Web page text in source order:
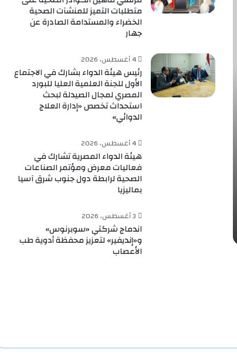
متطلبات التميز للمنشآت الصحية
الخضراء والمستدامة الصادرة عن
جهار
4 أغسطس، 2026
رئيس هيئة الدواء بشارك في الاجتماع
الأول للجنة العلمية العليا للبورد
المصري لمجال الصيدلة لبحث
استحداث تخصص «إدارة العلاج
الدوائي»
4 أغسطس، 2026
هيئة الدواء المصرية تشارك في
فعاليات معرض ومؤتمر الصناعات
الصحية لرابطة دول جنوب شرق آسيا
بماليزيا
3 أغسطس، 2026
اندماج شركتي «سوبرنوس»
و«إنديفير» لتعزيز محفظة أدوية طب
الأعصاب